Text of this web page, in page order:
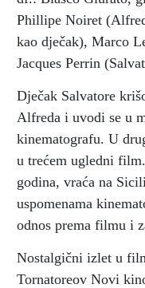
Phillipe Noiret
kao dječak), Marco
Jacques Perrin
Dječak Salvatore
Alfreda i uvodi se u
kinematografu. U
u trećem ugledni
godina, vraća na
uspomenama
odnos prema filmu i
Nostalgični izlet u
Tornatoreov Novi